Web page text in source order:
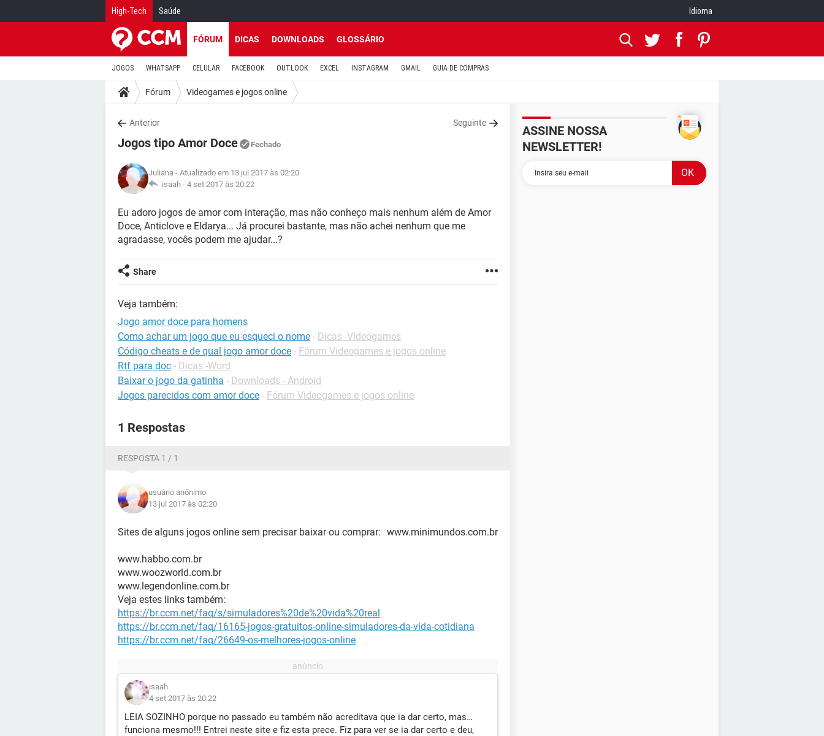
High-Tech Saúde Idioma
FÓRUM DICAS DOWNLOADS GLOSSÁRIO
JOGOS WHATSAPP CELULAR FACEBOOK OUTLOOK EXCEL INSTAGRAM GMAIL GUIA DE COMPRAS
Fórum Videogames e jogos online
Anterior Seguinte
Jogos tipo Amor Doce Fechado
Juliana - Atualizado em 13 jul 2017 às 02:20
isaah - 4 set 2017 às 20:22
Eu adoro jogos de amor com interação, mas não conheço mais nenhum além de Amor
Doce, Anticlove e Eldarya... Já procurei bastante, mas não achei nenhum que me
agradasse, vocês podem me ajudar...?
Share
Veja também:
Jogo amor doce para homens
Como achar um jogo que eu esqueci o nome - Dicas -Videogames
Código cheats e de qual jogo amor doce - Fórum Videogames e jogos online
Rtf para doc - Dicas -Word
Baixar o jogo da gatinha - Downloads - Android
Jogos parecidos com amor doce - Fórum Videogames e jogos online
1 Respostas
RESPOSTA 1 / 1
usuário anônimo
13 jul 2017 às 02:20
Sites de alguns jogos online sem precisar baixar ou comprar: www.minimundos.com.br
www.habbo.com.br
www.woozworld.com.br
www.legendonline.com.br
Veja estes links também:
https://br.ccm.net/faq/s/simuladores%20de%20vida%20real
https://br.ccm.net/faq/16165-jogos-gratuitos-online-simuladores-da-vida-cotidiana
https://br.ccm.net/faq/26649-os-melhores-jogos-online
isaah
4 set 2017 às 20:22
LEIA SOZINHO porque no passado eu também não acreditava que ia dar certo, mas…
funciona mesmo!!! Entrei neste site e fiz esta prece. Fiz para ver se ia dar certo e deu,
ASSINE NOSSA
NEWSLETTER!